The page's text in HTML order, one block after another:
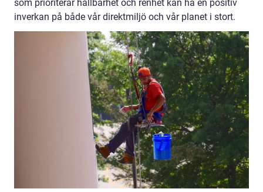
som prioriterar hållbarhet och renhet kan ha en positiv
inverkan på både vår direktmiljö och vår planet i stort.